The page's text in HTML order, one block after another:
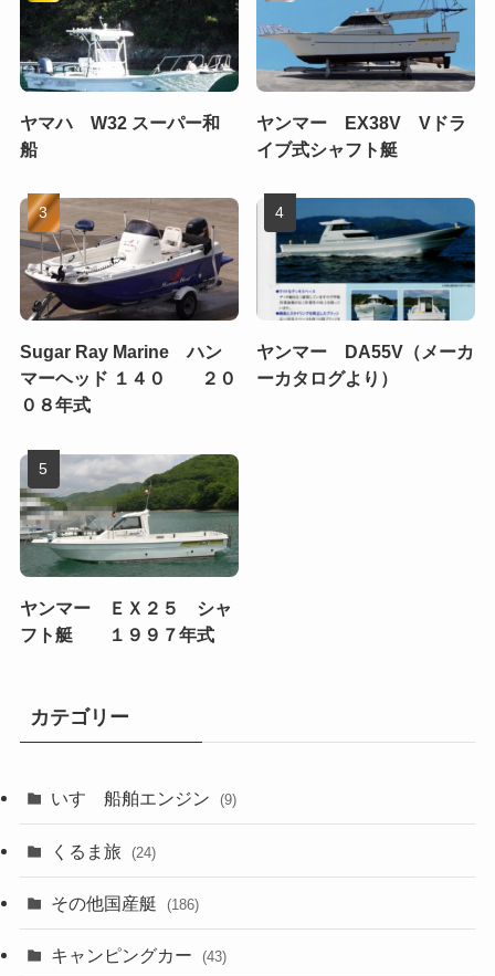
ヤマハ W32 スーパー和
船
ヤンマー EX38V Vドラ
イブ式シャフト艇
Sugar Ray Marine ハン
マーヘッド １４０ ２０
０８年式
ヤンマー DA55V（メーカ
ーカタログより）
ヤンマー ＥＸ２５ シャ
フト艇 １９９７年式
カテゴリー
いすゞ船舶エンジン (9)
くるま旅 (24)
その他国産艇 (186)
キャンピングカー (43)